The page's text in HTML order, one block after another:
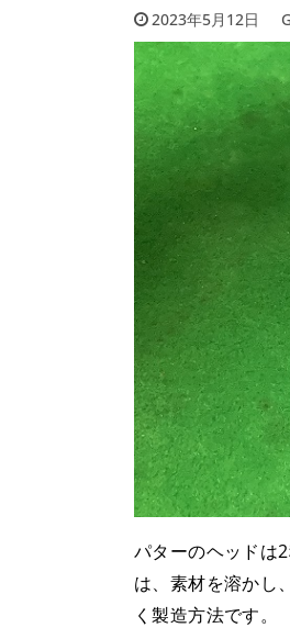
2023年5月12日
パターのヘッドは
は、素材を溶かし
く製造方法です。